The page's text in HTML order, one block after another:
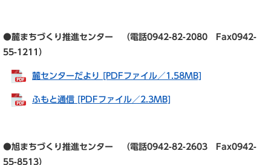
●麓まちづくり推進センター （電話0942-82-2080 Fax0942-
55-1211）
麓センターだより [PDFファイル／1.58MB]
ふもと通信 [PDFファイル／2.3MB]
●旭まちづくり推進センター （電話0942-82-2603 Fax0942-
55-8513）